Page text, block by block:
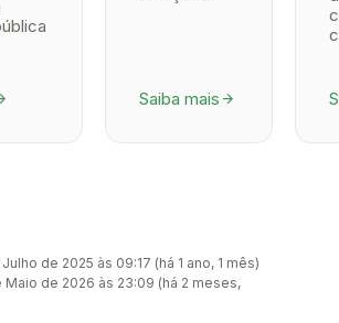
Saiba mais arrow_forward
de 2025 às 09:17 (há 1 ano, 1 mês)
Maio de 2026 às 23:09 (há 2 meses,